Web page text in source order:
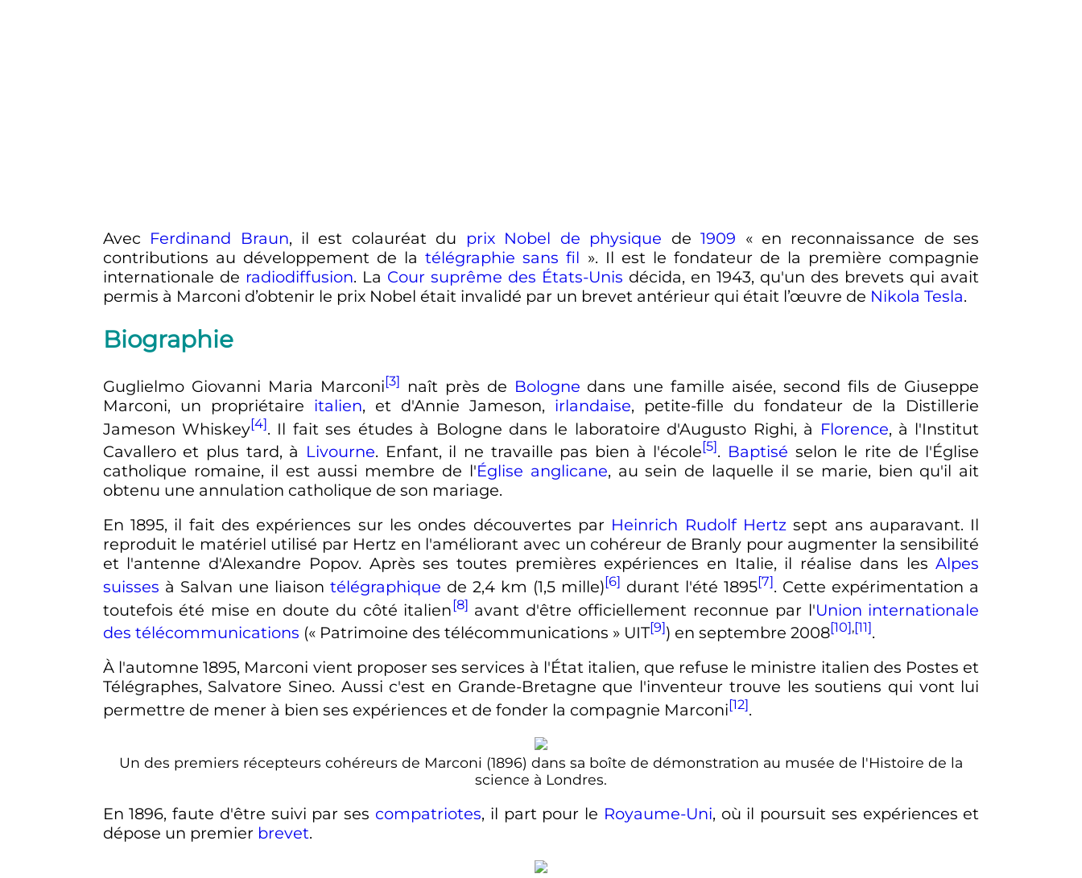
Avec Ferdinand Braun, il est colauréat du prix Nobel de physique de1909 « en reconnaissance de ses
contributions au développement de latélégraphie sans fil ». Il est le fondateur de la première compagnie
internationale de radiodiffusion. La Cour suprême des États-Unis décida, en 1943, qu'un des brevets qui avait
permis à Marconi d’obtenir le prix Nobel était invalidé par un brevet antérieur qui était l’œuvre de Nikola Tesla.
Biographie
Guglielmo Giovanni Maria Marconi[3] naît près de Bologne dans une famille aisée, second fils de Giuseppe
Marconi, un propriétaire italien, et d'Annie Jameson, irlandaise, petite-fille du fondateur de la Distillerie
Jameson Whiskey[4]. Il fait ses études à Bologne dans le laboratoire d'Augusto Righi, à Florence, à l'Institut
Cavallero et plus tard, à Livourne. Enfant, il ne travaille pas bien à l'école[5]. Baptisé selon le rite de l'Église
catholique romaine, il est aussi membre de l'Église anglicane, au sein de laquelle il se marie, bien qu'il ait
obtenu une annulation catholique de son mariage.
En 1895, il fait des expériences sur les ondes découvertes par Heinrich Rudolf Hertz sept ans auparavant. Il
reproduit le matériel utilisé par Hertz en l'améliorant avec un cohéreur de Branly pour augmenter la sensibilité
et l'antenne d'Alexandre Popov. Après ses toutes premières expériences en Italie, il réalise dans lesAlpes
suisses à Salvan une liaison télégraphique de 2,4 km (1,5 mille)[6] durant l'été 1895[7]. Cette expérimentation a
toutefois été mise en doute du côté italien[8] avant d'être officiellement reconnue par l'Union internationale
des télécommunications (« Patrimoine des télécommunications » UIT[9]) en septembre 2008[10],[11].
À l'automne 1895, Marconi vient proposer ses services à l'État italien, que refuse le ministre italien des Postes et
Télégraphes, Salvatore Sineo. Aussi c'est en Grande-Bretagne que l'inventeur trouve les soutiens qui vont lui
permettre de mener à bien ses expériences et de fonder la compagnie Marconi[12].
Un des premiers récepteurs cohéreurs de Marconi (1896) dans sa boîte de démonstration au musée de l'Histoire de la
science à Londres.
En 1896, faute d'être suivi par ses compatriotes, il part pour le Royaume-Uni, où il poursuit ses expériences et
dépose un premier brevet.